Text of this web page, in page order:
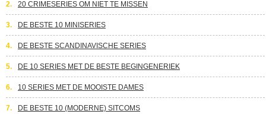
2. 20 CRIMESERIES OM NIET TE MISSEN
3. DE BESTE 10 MINISERIES
4. DE BESTE SCANDINAVISCHE SERIES
5. DE 10 SERIES MET DE BESTE BEGINGENERIEK
6. 10 SERIES MET DE MOOISTE DAMES
7. DE BESTE 10 (MODERNE) SITCOMS